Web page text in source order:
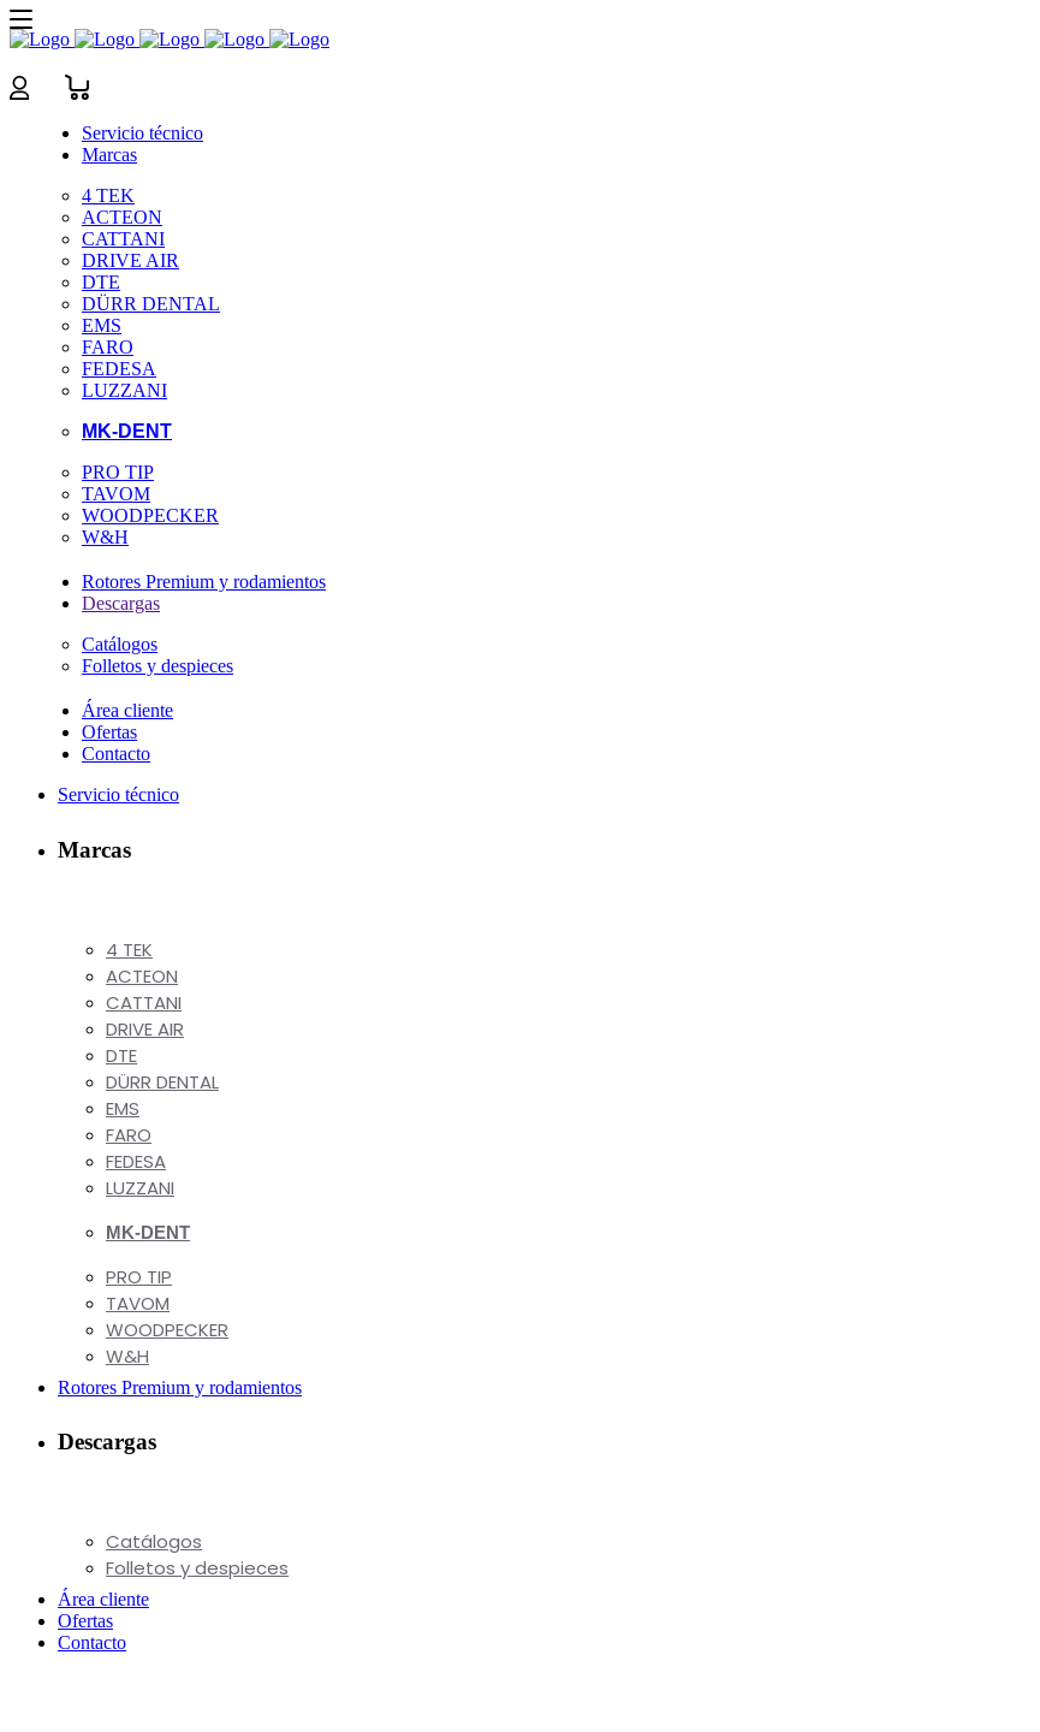
Servicio técnico
Marcas
4 TEK
ACTEON
CATTANI
DRIVE AIR
DTE
DÜRR DENTAL
EMS
FARO
FEDESA
LUZZANI
MK-DENT
PRO TIP
TAVOM
WOODPECKER
W&H
Rotores Premium y rodamientos
Descargas
Catálogos
Folletos y despieces
Área cliente
Ofertas
Contacto
Servicio técnico
Marcas
4 TEK
ACTEON
CATTANI
DRIVE AIR
DTE
DÜRR DENTAL
EMS
FARO
FEDESA
LUZZANI
MK-DENT
PRO TIP
TAVOM
WOODPECKER
W&H
Rotores Premium y rodamientos
Descargas
Catálogos
Folletos y despieces
Área cliente
Ofertas
Contacto